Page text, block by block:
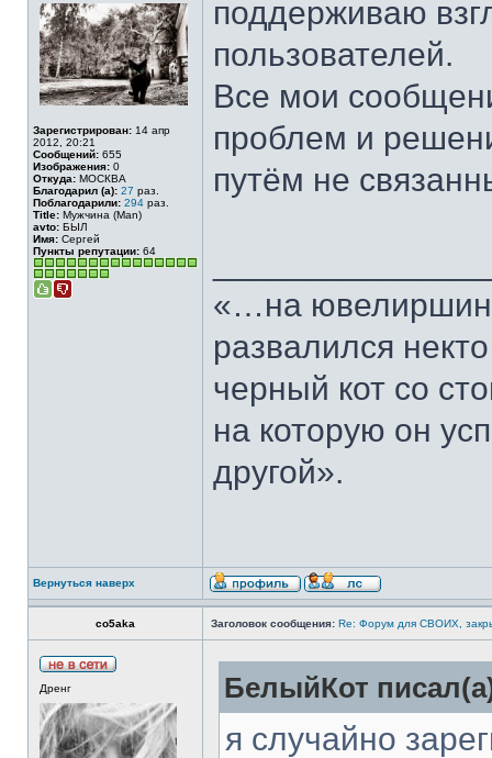
Зарегистрирован: 14 апр
2012, 20:21
Сообщений: 655
Изображения: 0
Откуда: МОСКВА
Благодарил (а): 27 раз.
Поблагодарили: 294 раз.
Title: Мужчина (Man)
avto: БЫЛ
Имя: Сергей
Пункты репутации: 64
поддерживаю
пользователей.
Все мои
проблем и
путём не
«…на
развалился
черный кот со
на которую он
другой».
Вернуться наверх
co5aka Заголовок сообщения: Re: Форум для СВОИХ,
Дренг БелыйКот
я случайно